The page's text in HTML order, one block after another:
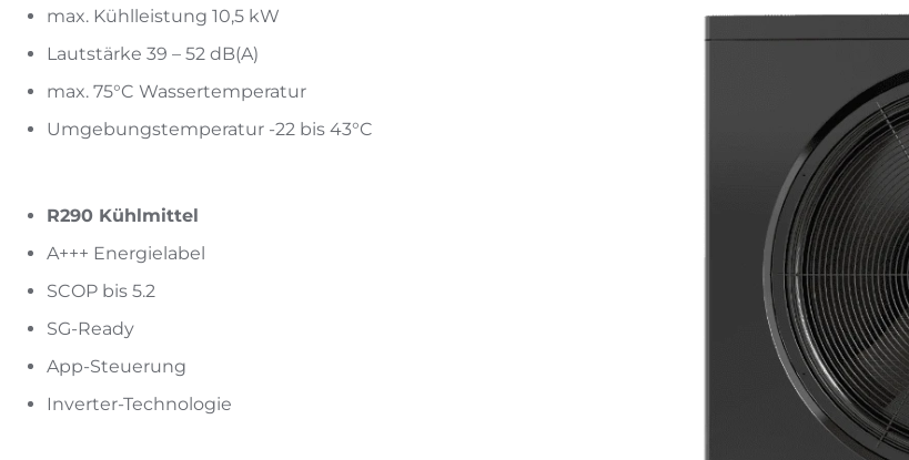
max. Kühlleistung 10,5 kW
Lautstärke 39 – 52 dB(A)
max. 75°C Wassertemperatur
Umgebungstemperatur -22 bis 43°C
R290 Kühlmittel
A+++ Energielabel
SCOP bis 5.2
SG-Ready
App-Steuerung
Inverter-Technologie